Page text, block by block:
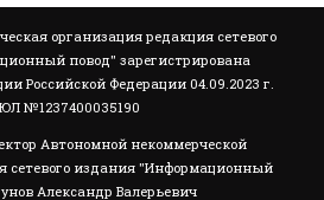
организация редакция сетевого
повод" зарегистрирована
Российской Федерации 04.09.2023 г.
№1237400035190
Автономной некоммерческой
сетевого издания "Информационный
Александр Валерьевич